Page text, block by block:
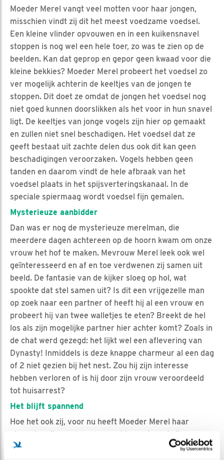
Moeder Merel vangt veel motten voor haar jongen,
misschien vindt zij dit het meest voedzame voedsel.
Een kleine vlinder opvouwen en in een kuikensnavel
stoppen is nog wel een hele toer, zo was te zien op de
beelden. Kan dat geprop en gepor geen kwaad voor die
kleine bekkies? Moeder Merel probeert het voedsel zo
ver mogelijk achterin de keeltjes van de jongen te
stoppen. Dit doet ze omdat de jongen het voedsel nog
niet goed kunnen doorslikken als het voor in hun snavel
ligt. De keeltjes van jonge vogels zijn hier op gemaakt
en zullen niet snel beschadigen. Het voedsel dat ze
geeft bestaat uit zachte delen dus ook dit kan geen
beschadigingen veroorzaken. Vogels hebben geen
tanden en daarom vindt de hele afbraak van het
voedsel plaats in het spijsverteringskanaal. In de
speciale spiermaag wordt voedsel fijn gemalen.
Mysterieuze aanbidder
Dan was er nog de mysterieuze merelman, die
meerdere dagen achtereen op de hoorn kwam om onze
vrouw het hof te maken. Mevrouw Merel leek ook wel
geïnteresseerd en af en toe verdwenen zij samen uit
beeld. De fantasie van de kijker sloeg op hol, wat
spookte dat stel samen uit? Is dit een vrijgezelle man
op zoek naar een partner of heeft hij al een vrouw en
probeert hij van twee walletjes te eten? Breekt de hel
los als zijn mogelijke partner hier achter komt? Zoals in
de chat werd gezegd: het lijkt wel een aflevering van
Dynasty! Inmiddels is deze knappe charmeur al een dag
of 2 niet gezien bij het nest. Zou hij zijn interesse
hebben verloren of is hij door zijn vrouw veroordeeld
tot huisarrest?
Het blijft spannend
Hoe het ook zij, voor nu heeft Moeder Merel haar
vleugels vrij voor haar overgebleven twee kuikens.
Garanties kan ik natuurlijk niet geven dat ze het gaan